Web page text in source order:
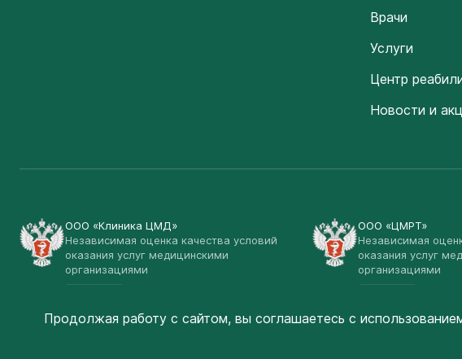
Врачи
Услуги
Центр
Новости и
ООО «Клиника ЦМД»
Независимая оценка качества условий
оказания услуг медицинскими
организациями
ООО «ЦМРТ»
Независимая
оказания услуг
организациями
Продолжая работу с сайтом, вы соглашаетесь с